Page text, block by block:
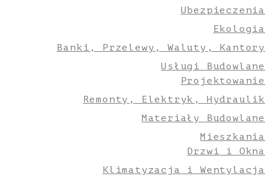
Ubezpieczenia
Ekologia
Banki, Przelewy, Waluty, Kantory
Usługi Budowlane
Projektowanie
Remonty, Elektryk, Hydraulik
Materiały Budowlane
Mieszkania
Drzwi i Okna
Klimatyzacja i Wentylacja